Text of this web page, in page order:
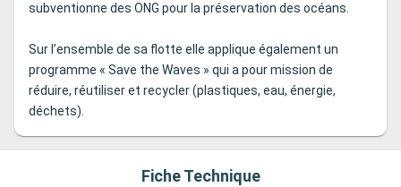
subventionne des ONG pour la préservation des océans.
Sur l’ensemble de sa flotte elle applique également un
programme « Save the Waves » qui a pour mission de
réduire, réutiliser et recycler (plastiques, eau, énergie,
déchets).
Fiche Technique